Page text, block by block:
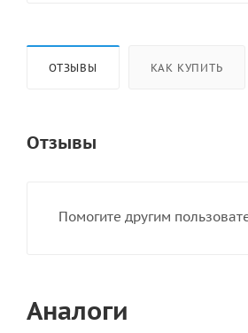
ОТЗЫВЫ КАК КУПИТЬ
Отзывы
Помогите другим
Аналоги